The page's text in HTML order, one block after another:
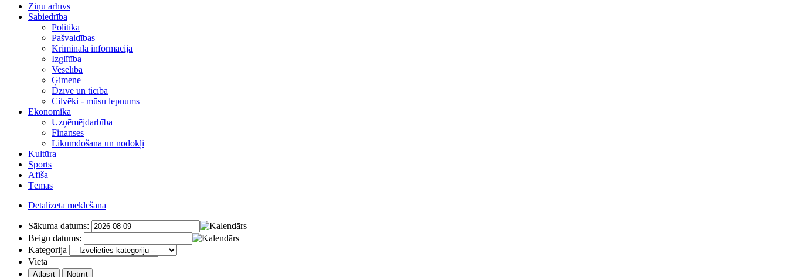
Ziņu arhīvs
Sabiedrība
Politika
Pašvaldības
Kriminālā informācija
Izglītība
Veselība
Ģimene
Dzīve un ticība
Cilvēki - mūsu lepnums
Ekonomika
Uzņēmējdarbība
Finanses
Likumdošana un nodokļi
Kultūra
Sports
Afiša
Tēmas
Detalizēta meklēšana
Sākuma datums:
Beigu datums:
Kategorija
Vieta